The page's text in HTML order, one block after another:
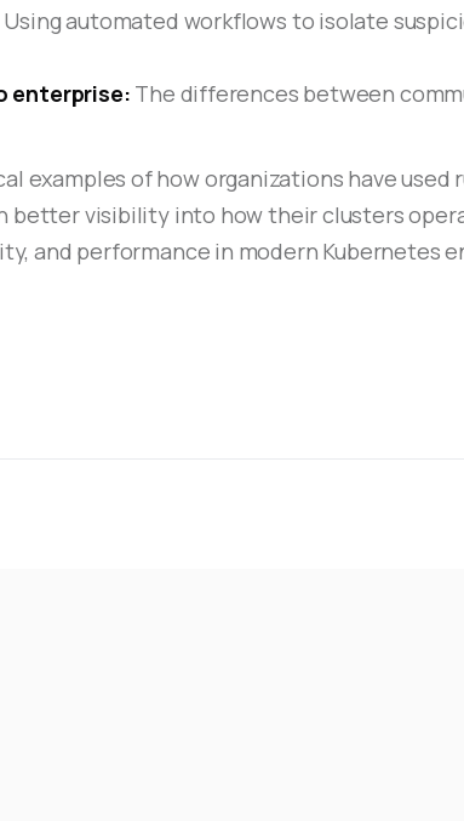
Using automated workflows to isolate
enterprise: The differences between
examples of how organizations have
better visibility into how their clusters
and performance in modern Kubernetes